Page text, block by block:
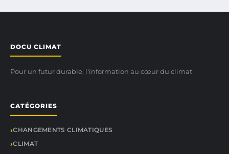
DOCU CLIMAT
Pour un futur durable, l'information au cœur du climat
CATÉGORIES
CHANGEMENTS CLIMATIQUES
CLIMAT